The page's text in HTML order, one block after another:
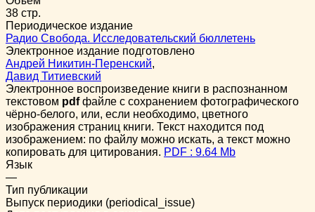
38 стр.
Периодическое издание
Радио Свобода. Исследовательский бюллетень
Электронное издание подготовлено
Андрей Никитин-Перенский,
Давид Титиевский
Электронное воспроизведение книги в распознанном
текстовом pdfфайле с сохранением фотографического
чёрно-белого, или, если необходимо, цветного
изображения страниц книги. Текст находится под
изображением: по файлу можно искать, а текст можно
копировать для цитирования. PDF : 9.64 Mb
Язык
—
Тип публикации
Выпуск периодики (periodical_issue)